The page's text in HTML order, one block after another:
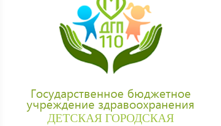
Государственное бюджетное
учреждение здравоохранения
ДЕТСКАЯ ГОРОДСКАЯ